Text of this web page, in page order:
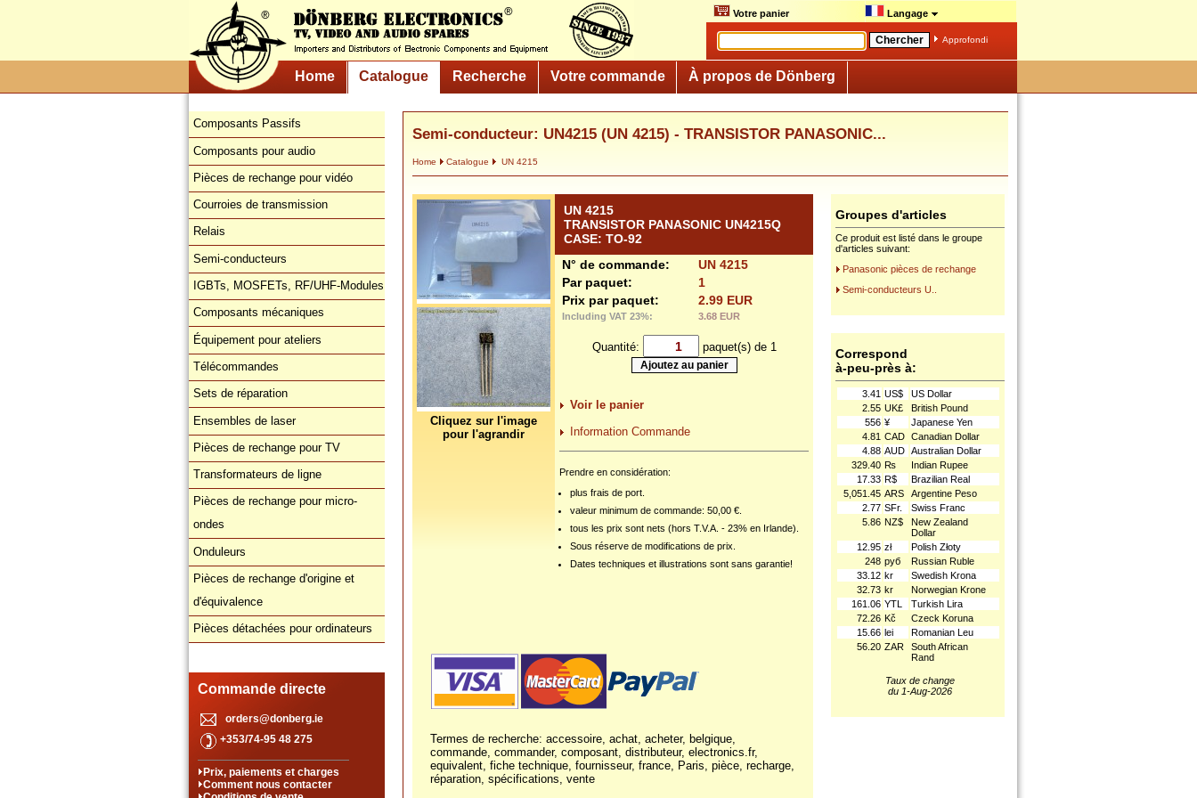
Votre panier Langage
Approfondi
Home Catalogue Recherche Votre commande À propos de Dönberg
Composants Passifs
Composants pour audio
Pièces de rechange pour vidéo
Courroies de transmission
Relais
Semi-conducteurs
IGBTs, MOSFETs, RF/UHF-Modules
Composants mécaniques
Équipement pour ateliers
Télécommandes
Sets de réparation
Ensembles de laser
Pièces de rechange pour TV
Transformateurs de ligne
Pièces de rechange pour micro-
ondes
Onduleurs
Pièces de rechange d'origine et
d'équivalence
Pièces détachées pour ordinateurs
Commande directe
orders@donberg.ie
+353/74-95 48 275
Prix, paiements et charges
Comment nous contacter
Semi-conducteur: UN4215 (UN 4215) - TRANSISTOR PANASONIC...
Home Catalogue UN 4215
Cliquez sur l'image
pour l'agrandir
UN 4215
TRANSISTOR PANASONIC UN4215Q
CASE: TO-92
N° de commande:
UN 4215
Par paquet:
1
Prix par paquet:
2.99 EUR
Including VAT 23%: 3.68 EUR
Quantité: paquet(s) de 1
Voir le panier
Information Commande
Prendre en considération:
plus frais de port.
valeur minimum de commande: 50,00 €.
tous les prix sont nets (hors T.V.A. - 23% en Irlande).
Sous réserve de modifications de prix.
Dates techniques et illustrations sont sans garantie!
Termes de recherche: accessoire, achat, acheter, belgique,
commande, commander, composant, distributeur, electronics.fr,
equivalent, fiche technique, fournisseur, france, Paris, pièce, recharge,
réparation, spécifications, vente
Groupes d'articles
Ce produit est listé dans le groupe
d'articles suivant:
Panasonic pièces de rechange
Semi-conducteurs U..
Correspond
à-peu-près à:
3.41 US$
US Dollar
2.55 UK£
British Pound
556 ¥
Japanese Yen
4.81 CAD Canadian Dollar
4.88 AUD Australian Dollar
329.40 ₨
Indian Rupee
17.33 R$
Brazilian Real
5,051.45 ARS
Argentine Peso
2.77 SFr.
Swiss Franc
5.86 NZ$
New Zealand
Dollar
12.95 zł
Polish Złoty
248 руб
Russian Ruble
33.12 kr
Swedish Krona
32.73 kr
Norwegian Krone
161.06 YTL
Turkish Lira
72.26 Kč
Czeck Koruna
15.66 lei
Romanian Leu
56.20 ZAR
South African
Rand
Taux de change
du 1-Aug-2026